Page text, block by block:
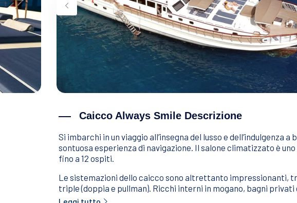
Caicco Always Smile Descrizione
Si imbarchi in un viaggio all’insegna del lusso e
sontuosa esperienza di navigazione. Il salone climatizzato è
fino a 12 ospiti.
Le sistemazioni dello caicco sono altrettanto impressionanti,
triple (doppia e pullman). Ricchi interni in mogano, bagni privati